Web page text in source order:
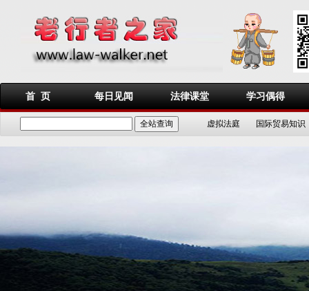
首 页 每日见闻 法律课堂 学习偶得
虚拟法庭 国际贸易知识